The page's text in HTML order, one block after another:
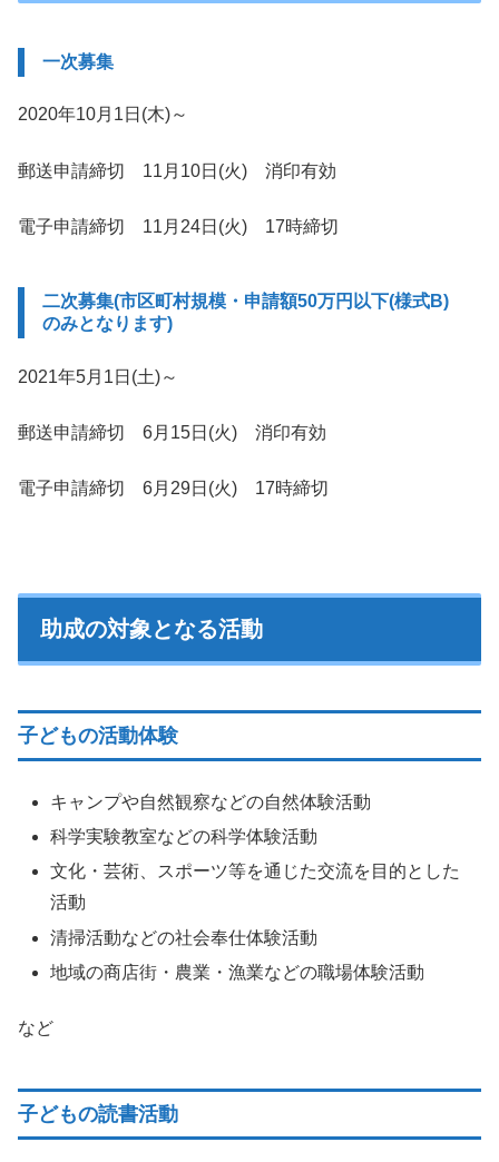
一次募集
2020年10月1日(木)～
郵送申請締切 11月10日(火) 消印有効
電子申請締切 11月24日(火) 17時締切
二次募集(市区町村規模・申請額50万円以下(様式B)
のみとなります)
2021年5月1日(土)～
郵送申請締切 6月15日(火) 消印有効
電子申請締切 6月29日(火) 17時締切
助成の対象となる活動
子どもの活動体験
キャンプや自然観察などの自然体験活動
科学実験教室などの科学体験活動
文化・芸術、スポーツ等を通じた交流を目的とした
活動
清掃活動などの社会奉仕体験活動
地域の商店街・農業・漁業などの職場体験活動
など
子どもの読書活動